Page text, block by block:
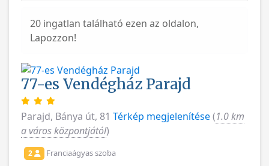
20 ingatlan található ezen az oldalon,
Lapozzon!
77-es Vendégház Parajd
Parajd, Bánya út, 81 Térkép megjelenítése(1.0 km
a város központjától)
2 Franciaágyas szoba